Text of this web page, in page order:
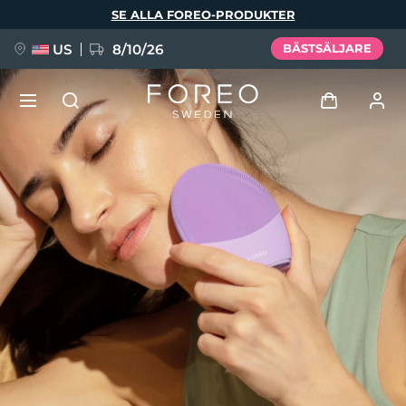
SE ALLA FOREO-PRODUKTER
US 8/10/26 BÄSTSÄLJARE
Användarprofil
Mina enheter
Mina beställningar
Mina adresser
Mina prenumerationer
NYHET
FAQ™ Pure Beauty-Tech Elixir
BREAKING NEWS
issa™ Teeth Whitening Set
Språk
English Deutsch
Español
Français
Italiano
Português
Svenska
Русский
Türkçe
简体中文 繁體中文